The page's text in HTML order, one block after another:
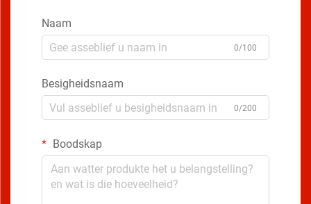
Naam
0/100
Besigheidsnaam
0/200
Boodskap